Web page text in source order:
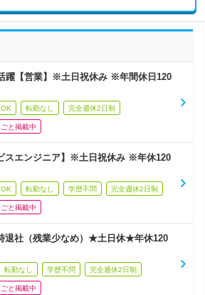
躍【営業】※土日祝休み ※年間休日120
転勤なし 完全週休2日制
と掲載中
スエンジニア】※土日祝休み ※年休120
転勤なし 学歴不問 完全週休2日制
と掲載中
退社（残業少なめ）★土日休★年休120
転勤なし 学歴不問 完全週休2日制
と掲載中